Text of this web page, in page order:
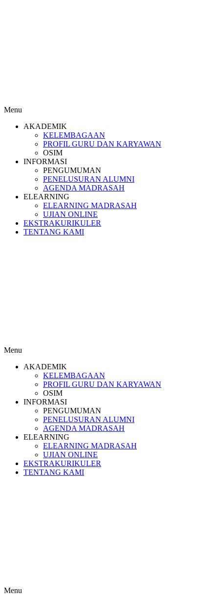
Menu
AKADEMIK
KELEMBAGAAN
PROFIL GURU DAN KARYAWAN
OSIM
INFORMASI
PENGUMUMAN
PENELUSURAN ALUMNI
AGENDA MADRASAH
ELEARNING
ELEARNING MADRASAH
UJIAN ONLINE
EKSTRAKURIKULER
TENTANG KAMI
Menu
AKADEMIK
KELEMBAGAAN
PROFIL GURU DAN KARYAWAN
OSIM
INFORMASI
PENGUMUMAN
PENELUSURAN ALUMNI
AGENDA MADRASAH
ELEARNING
ELEARNING MADRASAH
UJIAN ONLINE
EKSTRAKURIKULER
TENTANG KAMI
Menu